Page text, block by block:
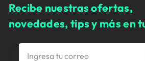
Recibe nuestras ofertas,
novedades, tips y más en